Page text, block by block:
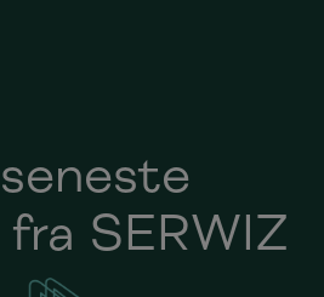
SERWIZ